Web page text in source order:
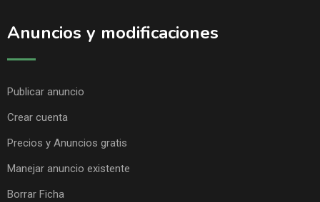
Anuncios y modificaciones
Publicar anuncio
Crear cuenta
Precios y Anuncios gratis
Manejar anuncio existente
Borrar Ficha